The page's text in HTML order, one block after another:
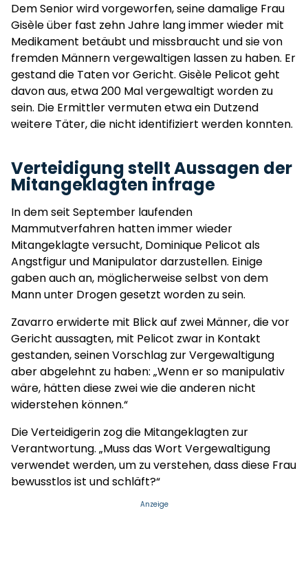
Dem Senior wird vorgeworfen, seine damalige Frau
Gisèle über fast zehn Jahre lang immer wieder mit
Medikament betäubt und missbraucht und sie von
fremden Männern vergewaltigen lassen zu haben. Er
gestand die Taten vor Gericht. Gisèle Pelicot geht
davon aus, etwa 200 Mal vergewaltigt worden zu
sein. Die Ermittler vermuten etwa ein Dutzend
weitere Täter, die nicht identifiziert werden konnten.
Verteidigung stellt Aussagen der
Mitangeklagten infrage
In dem seit September laufenden
Mammutverfahren hatten immer wieder
Mitangeklagte versucht, Dominique Pelicot als
Angstfigur und Manipulator darzustellen. Einige
gaben auch an, möglicherweise selbst von dem
Mann unter Drogen gesetzt worden zu sein.
Zavarro erwiderte mit Blick auf zwei Männer, die vor
Gericht aussagten, mit Pelicot zwar in Kontakt
gestanden, seinen Vorschlag zur Vergewaltigung
aber abgelehnt zu haben: „Wenn er so manipulativ
wäre, hätten diese zwei wie die anderen nicht
widerstehen können.“
Die Verteidigerin zog die Mitangeklagten zur
Verantwortung. „Muss das Wort Vergewaltigung
verwendet werden, um zu verstehen, dass diese Frau
bewusstlos ist und schläft?“
Anzeige